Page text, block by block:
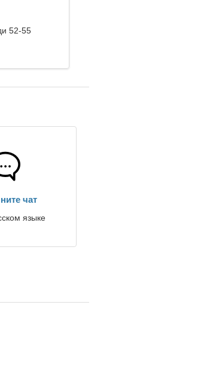
52-55
чат
языке